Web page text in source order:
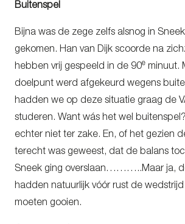
Buitenspel
Bijna was de zege zelfs alsnog in
gekomen. Han van Dijk scoorde na
hebben vrij gespeeld in de 90e minuut.
doelpunt werd afgekeurd wegens
hadden we op deze situatie graag de
studeren. Want wás het wel
echter niet ter zake. En, of het gezien
terecht was geweest, dat de balans
Sneek ging overslaan………..Maar ja,
hadden natuurlijk vóór rust de
moeten gooien.